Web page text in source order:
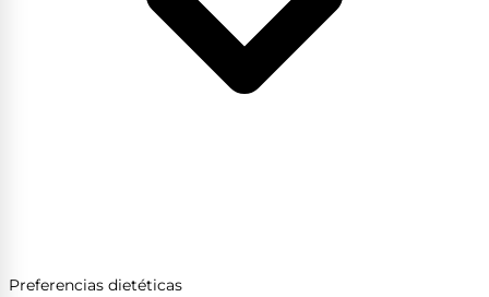
Preferencias dietéticas